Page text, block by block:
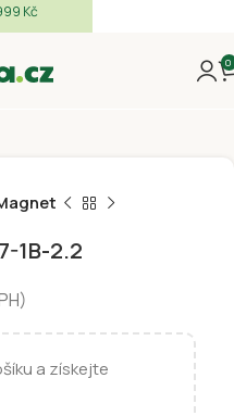
0
1B-2.2
a získejte
Kč